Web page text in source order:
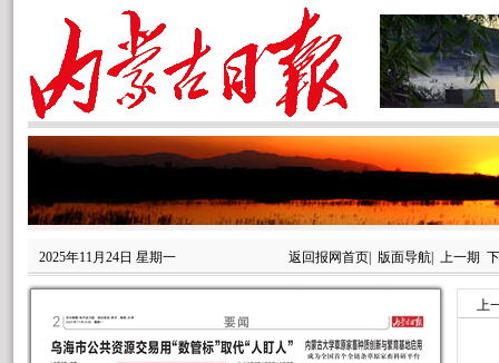
2025年11月24日 星期一 返回报网首页| 版面导航| 上一期
上